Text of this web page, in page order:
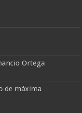
Ortega
de máxima